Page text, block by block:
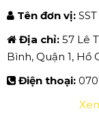
Tên đơn vị:
Địa chỉ: 57 Lê
Bình, Quận 1, Hồ
Điện thoại: